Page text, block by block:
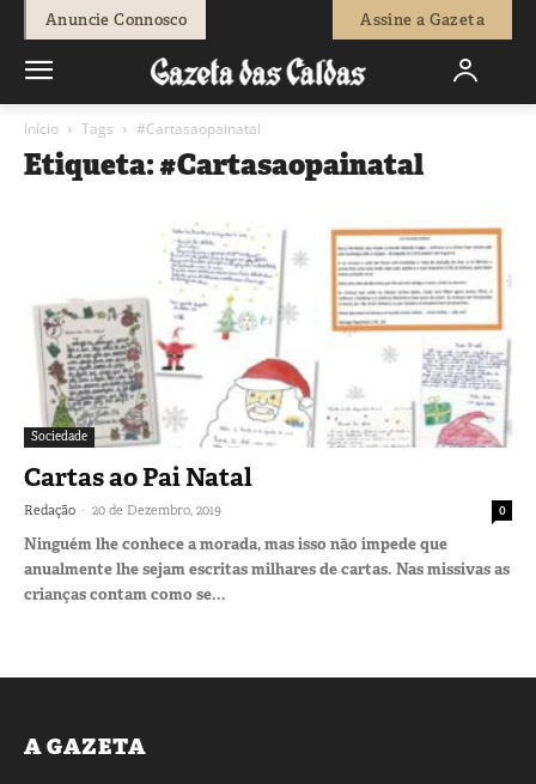
Anuncie Connosco Assine a Gazeta
Início Tags #Cartasaopainatal
Etiqueta: #Cartasaopainatal
Sociedade
Cartas ao Pai Natal
Redação - 20 de Dezembro, 2019 0
Ninguém lhe conhece a morada, mas isso não impede que
anualmente lhe sejam escritas milhares de cartas. Nas missivas as
crianças contam como se...
A GAZETA